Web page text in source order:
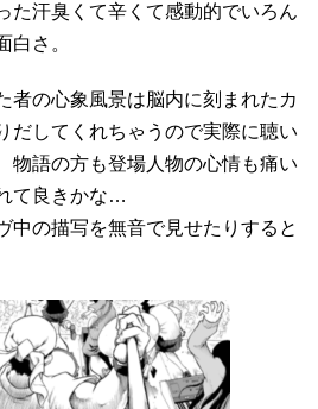
た汗臭くて辛くて感動的でいろん
白さ。
者の心象風景は脳内に刻まれたカ
だしてくれちゃうので実際に聴い
物語の方も登場人物の心情も痛い
て良きかな…
中の描写を無音で見せたりすると